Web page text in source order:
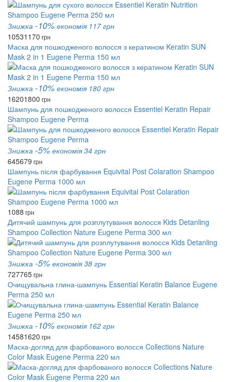
Знижка -10% економія 117 грн
10531170 грн
Маска для пошкодженого волосся з кератином Keratin SUN
Mask 2 in 1 Eugene Perma 150 мл
Знижка -10% економія 180 грн
16201800 грн
Шампунь для пошкодженого волосся Essentiel Keratin Repair
Shampoo Eugene Perma
Знижка -5% економія 34 грн
645679 грн
Шампунь після фарбування Equivital Post Colaration Shampoo
Eugene Perma 1000 мл
1088 грн
Дитячий шампунь для розплутування волосся Kids Detanling
Shampoo Collection Nature Eugene Perma 300 мл
Знижка -5% економія 38 грн
727765грн
Очищувальна глина-шампунь Essential Keratin Balance Eugene
Perma 250 мл
Знижка -10% економія 162 грн
14581620 грн
Маска-догляд для фарбованого волосся Collections Nature
Color Mask Eugene Perma 220 мл